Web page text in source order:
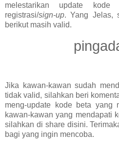
melestarikan update
registrasi/sign-up. Yang Jelas,
berikut masih valid.
Jika kawan-kawan sudah
tidak valid, silahkan beri
meng-update kode beta yang
kawan-kawan yang mendapati
silahkan di share disini.
bagi yang ingin mencoba.